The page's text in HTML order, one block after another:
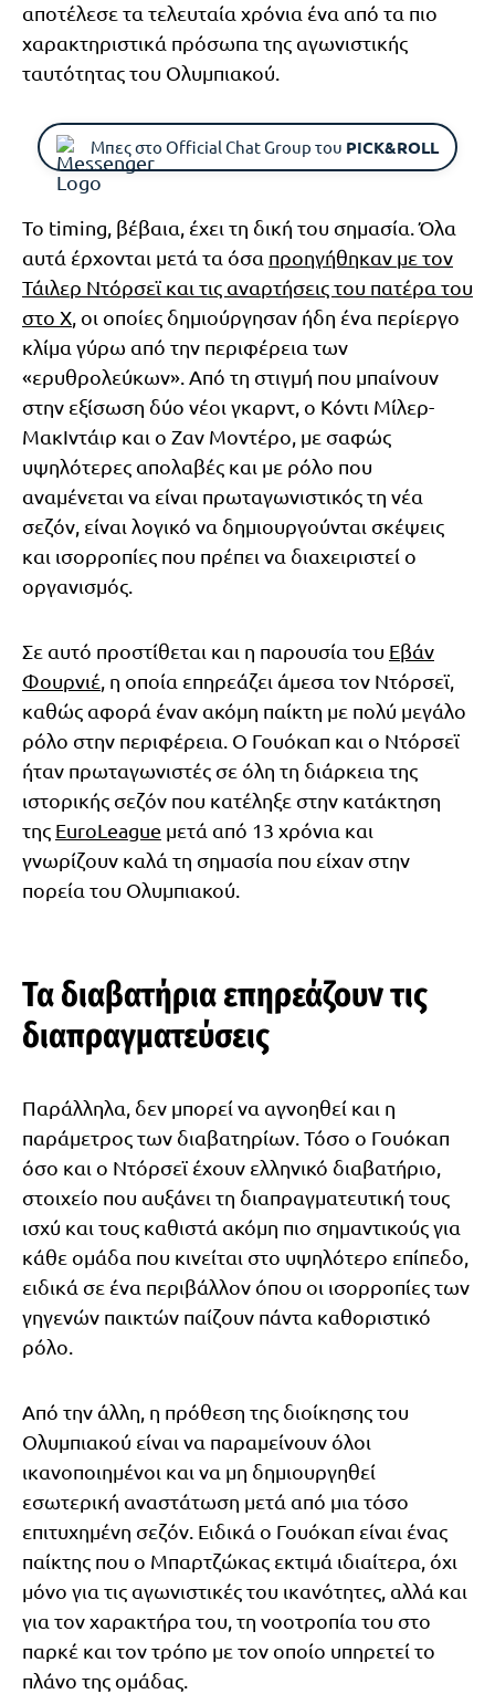
αποτέλεσε τα τελευταία χρόνια ένα από τα πιο
χαρακτηριστικά πρόσωπα της αγωνιστικής
ταυτότητας του Ολυμπιακού.
Μπες στο Official Chat Group του PICK&ROLL
Το timing, βέβαια, έχει τη δική του σημασία. Όλα
αυτά έρχονται μετά τα όσα προηγήθηκαν με τον
Τάιλερ Ντόρσεϊ και τις αναρτήσεις του πατέρα του
στο Χ, οι οποίες δημιούργησαν ήδη ένα περίεργο
κλίμα γύρω από την περιφέρεια των
«ερυθρολεύκων». Από τη στιγμή που μπαίνουν
στην εξίσωση δύο νέοι γκαρντ, ο Κόντι Μίλερ-
ΜακΙντάιρ και ο Ζαν Μοντέρο, με σαφώς
υψηλότερες απολαβές και με ρόλο που
αναμένεται να είναι πρωταγωνιστικός τη νέα
σεζόν, είναι λογικό να δημιουργούνται σκέψεις
και ισορροπίες που πρέπει να διαχειριστεί ο
οργανισμός.
Σε αυτό προστίθεται και η παρουσία του Εβάν
Φουρνιέ, η οποία επηρεάζει άμεσα τον Ντόρσεϊ,
καθώς αφορά έναν ακόμη παίκτη με πολύ μεγάλο
ρόλο στην περιφέρεια. Ο Γουόκαπ και ο Ντόρσεϊ
ήταν πρωταγωνιστές σε όλη τη διάρκεια της
ιστορικής σεζόν που κατέληξε στην κατάκτηση
της EuroLeague μετά από 13 χρόνια και
γνωρίζουν καλά τη σημασία που είχαν στην
πορεία του Ολυμπιακού.
Τα διαβατήρια επηρεάζουν τις
διαπραγματεύσεις
Παράλληλα, δεν μπορεί να αγνοηθεί και η
παράμετρος των διαβατηρίων. Τόσο ο Γουόκαπ
όσο και ο Ντόρσεϊ έχουν ελληνικό διαβατήριο,
στοιχείο που αυξάνει τη διαπραγματευτική τους
ισχύ και τους καθιστά ακόμη πιο σημαντικούς για
κάθε ομάδα που κινείται στο υψηλότερο επίπεδο,
ειδικά σε ένα περιβάλλον όπου οι ισορροπίες των
γηγενών παικτών παίζουν πάντα καθοριστικό
ρόλο.
Από την άλλη, η πρόθεση της διοίκησης του
Ολυμπιακού είναι να παραμείνουν όλοι
ικανοποιημένοι και να μη δημιουργηθεί
εσωτερική αναστάτωση μετά από μια τόσο
επιτυχημένη σεζόν. Ειδικά ο Γουόκαπ είναι ένας
παίκτης που ο Μπαρτζώκας εκτιμά ιδιαίτερα, όχι
μόνο για τις αγωνιστικές του ικανότητες, αλλά και
για τον χαρακτήρα του, τη νοοτροπία του στο
παρκέ και τον τρόπο με τον οποίο υπηρετεί το
πλάνο της ομάδας.